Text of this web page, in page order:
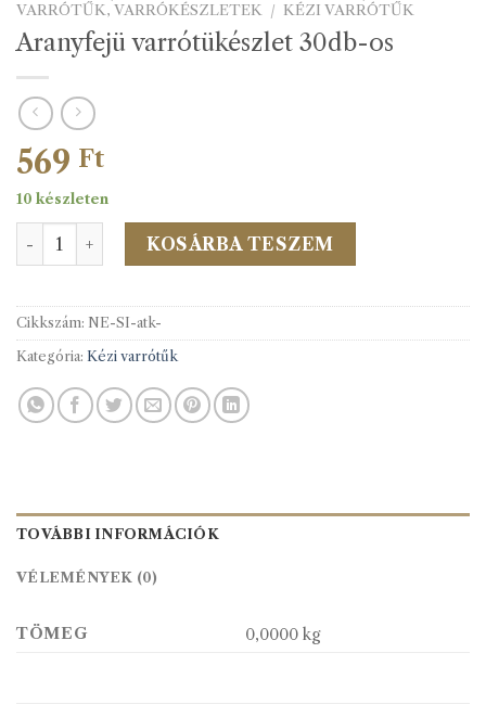
VARRÓTŰK, VARRÓKÉSZLETEK / KÉZI VARRÓTŰK
Aranyfejü varrótükészlet 30db-os
569 Ft
10 készleten
Aranyfejü varrótükészlet 30db-os mennyiség
KOSÁRBA TESZEM
Cikkszám: NE-SI-atk-
Kategória: Kézi varrótűk
TOVÁBBI INFORMÁCIÓK
VÉLEMÉNYEK (0)
TÖMEG 0,0000 kg